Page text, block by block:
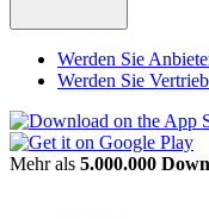
Werden Sie
Werden Sie
Mehr als 5.000.000